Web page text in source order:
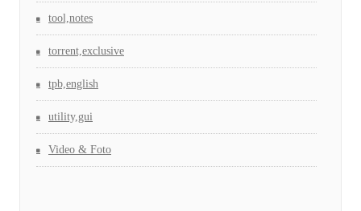
tool,notes
torrent,exclusive
tpb,english
utility,gui
Video & Foto